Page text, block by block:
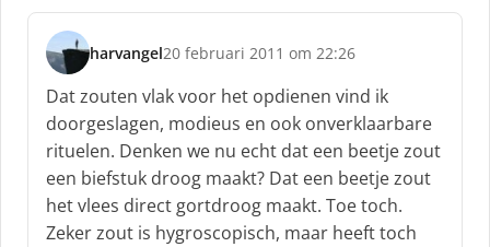
e
f
:
harvangel
s
c
h
r
e
e
f
:
20 februari 2011 om 22:26
Dat zouten vlak voor het opdienen vind ik
doorgeslagen, modieus en ook onverklaarbare
rituelen. Denken we nu echt dat een beetje zout
een biefstuk droog maakt? Dat een beetje zout
het vlees direct gortdroog maakt. Toe toch.
Zeker zout is hygroscopisch, maar heeft toch